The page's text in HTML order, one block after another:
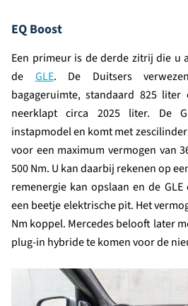
EQ Boost
Een primeur is de derde zitrij die u
deGLE. De Duitsers
bagageruimte, standaard 825
neerklapt circa 2025 liter. De
instapmodel en komt met
voor een maximum vermogen van
500 Nm. U kan daarbij rekenen op
remenergie kan opslaan en de
een beetje elektrische pit. Het
Nm koppel. Mercedes belooft later
plug-in hybride te komen voor de